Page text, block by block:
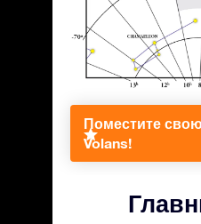
Поместите
Volans!